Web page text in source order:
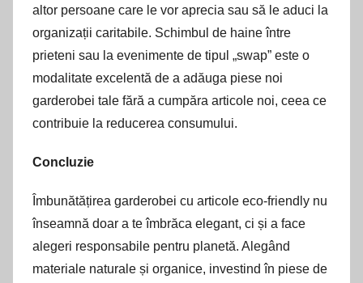
altor persoane care le vor aprecia sau să le aduci la
organizații caritabile. Schimbul de haine între
prieteni sau la evenimente de tipul „swap” este o
modalitate excelentă de a adăuga piese noi
garderobei tale fără a cumpăra articole noi, ceea ce
contribuie la reducerea consumului.
Concluzie
Îmbunătățirea garderobei cu articole eco-friendly nu
înseamnă doar a te îmbrăca elegant, ci și a face
alegeri responsabile pentru planetă. Alegând
materiale naturale și organice, investind în piese de